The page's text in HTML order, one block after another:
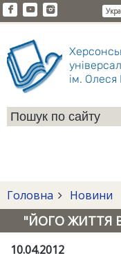
ім. Олеся
Головна Новини
"ЙОГО ЖИТТЯ
10.04.2012